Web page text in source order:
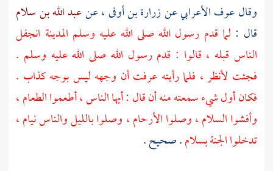
وقالعوف الأعرابيعنزرارة بن أوفى ،عنعبد الله بن سلام
قال : لما قدم رسول الله صلى الله عليه وسلم المدينة انجفل
الناس قبله ، قالوا : قدم رسول الله صلى الله عليه وسلم .
فجئت لأنظر ، فلما رأيته عرفت أن وجهه ليس بوجه كذاب .
فكان أول شيء سمعته منه أن قال : أيها الناس ، أطعموا الطعام ،
وأفشوا السلام ، وصلوا الأرحام ، وصلوا بالليل والناس نيام ،
تدخلوا الجنة بسلام. صحيح .